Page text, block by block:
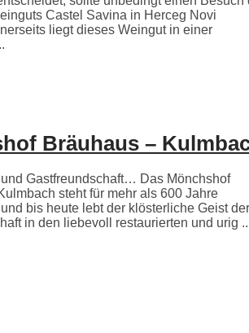
Castel Savina in Herceg Novi
liegt dieses Weingut in einer
Bräuhaus –
Gastfreundschaft… Das Mönchshof
steht für mehr als 600 Jahre
bis heute lebt der klösterliche Geist der
in den liebevoll restaurierten und urig